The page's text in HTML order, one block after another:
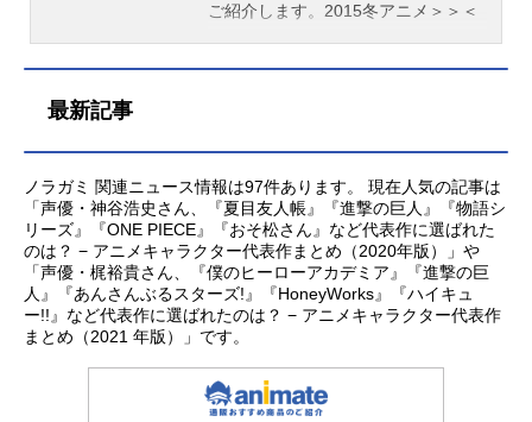
ご紹介します。2015冬アニメ＞＞＜
最新記事
ノラガミ 関連ニュース情報は97件あります。 現在人気の記事は
「声優・神谷浩史さん、『夏目友人帳』『進撃の巨人』『物語シ
リーズ』『ONE PIECE』『おそ松さん』など代表作に選ばれた
のは？ − アニメキャラクター代表作まとめ（2020年版）」や
「声優・梶裕貴さん、『僕のヒーローアカデミア』『進撃の巨
人』『あんさんぶるスターズ!』『HoneyWorks』『ハイキュ
ー!!』など代表作に選ばれたのは？ − アニメキャラクター代表作
まとめ（2021 年版）」です。